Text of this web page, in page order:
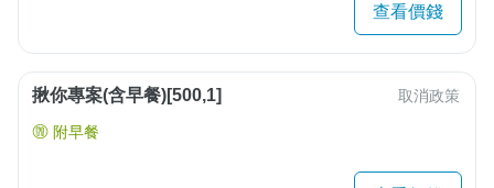
查看價錢
揪你專案(含早餐)[500,1] 取消政策
附早餐